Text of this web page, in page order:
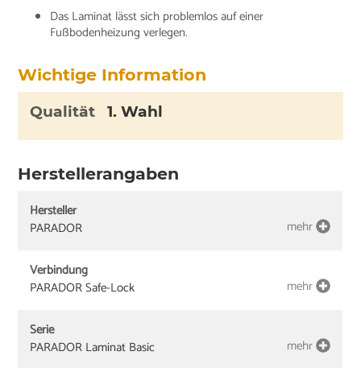
Das Laminat lässt sich problemlos auf einer
Fußbodenheizung verlegen.
Wichtige Information
Qualität 1. Wahl
Herstellerangaben
Hersteller
PARADOR
mehr
Verbindung
PARADOR Safe-Lock
mehr
Serie
PARADOR Laminat Basic
mehr